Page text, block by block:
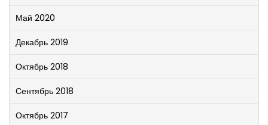
Май 2020
Декабрь 2019
Октябрь 2018
Сентябрь 2018
Октябрь 2017